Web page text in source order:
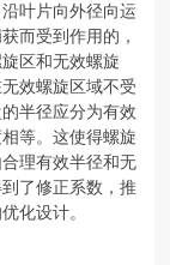
叶片向外径向运
而受到作用的，
区和无效螺旋
效螺旋区域不受
半径应分为有效
等。这使得螺旋
理有效半径和无
了修正系数，推
化设计。